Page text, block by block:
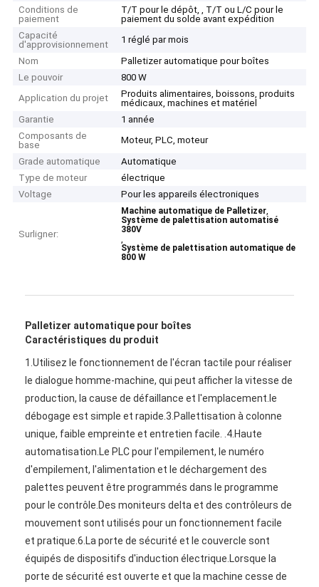
Conditions de
paiement
T/T pour le dépôt, , T/T ou L/C pour le
paiement du solde avant expédition
Capacité
d'approvisionnement
1 réglé par mois
Nom
Palletizer automatique pour boîtes
Le pouvoir
800 W
Application du projet
Produits alimentaires, boissons, produits
médicaux, machines et matériel
Garantie
1 année
Composants de
base
Moteur, PLC, moteur
Grade automatique
Automatique
Type de moteur
électrique
Voltage
Pour les appareils électroniques
Surligner:
Machine automatique de Palletizer,
Système de palettisation automatisé
380V
,
Système de palettisation automatique de
800 W
Palletizer automatique pour boîtes
Caractéristiques du produit
1.Utilisez le fonctionnement de l'écran tactile pour réaliser
le dialogue homme-machine, qui peut afficher la vitesse de
production, la cause de défaillance et l'emplacement.le
débogage est simple et rapide.3.Pallettisation à colonne
unique, faible empreinte et entretien facile. .4.Haute
automatisation.Le PLC pour l'empilement, le numéro
d'empilement, l'alimentation et le déchargement des
palettes peuvent être programmés dans le programme
pour le contrôle.Des moniteurs delta et des contrôleurs de
mouvement sont utilisés pour un fonctionnement facile
et pratique.6.La porte de sécurité et le couvercle sont
équipés de dispositifs d'induction électrique.Lorsque la
porte de sécurité est ouverte et que la machine cesse de